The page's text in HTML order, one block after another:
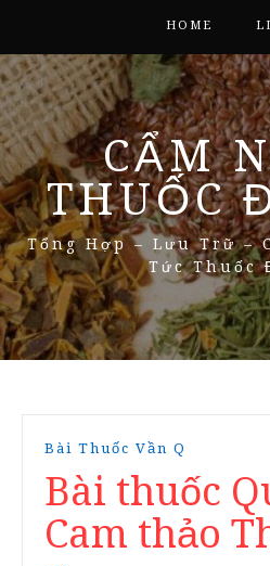
HOME
CẨM
THUỐC
Tổng Hợp – Lưu Trữ –
Tức Thuốc
Bài Thuốc Vần Q
Bài thuốc
Cam thảo